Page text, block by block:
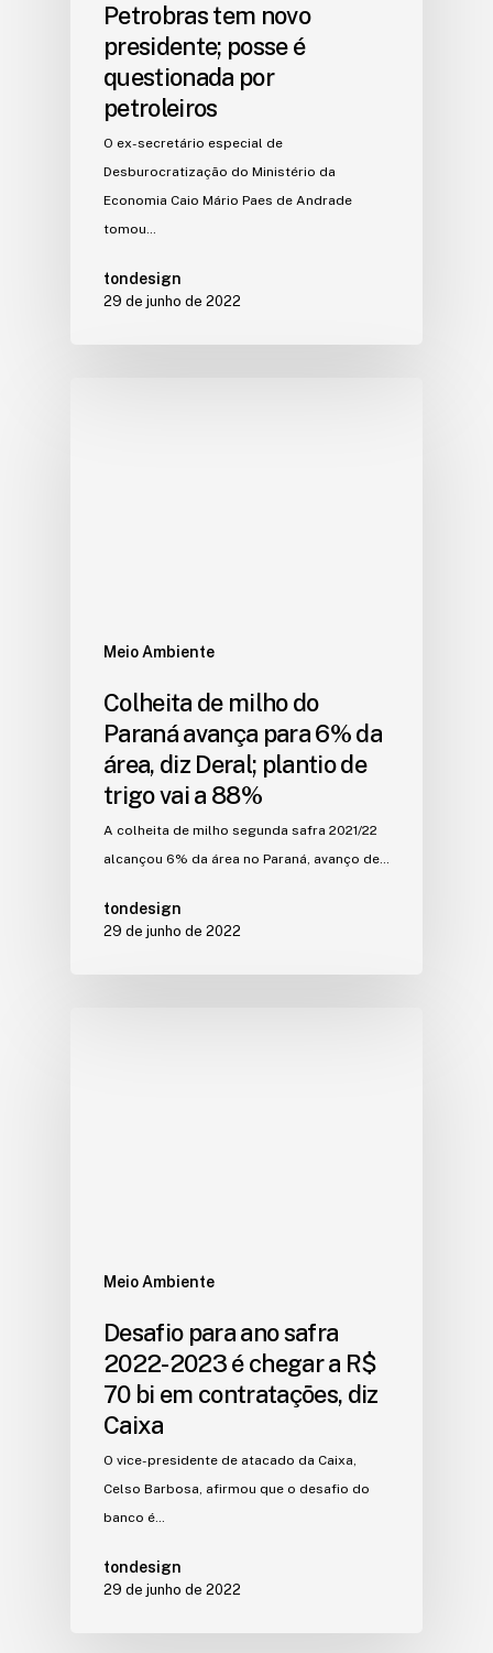
Petrobras tem novo
presidente; posse é
questionada por
petroleiros
O ex-secretário especial de
Desburocratização do Ministério da
Economia Caio Mário Paes de Andrade
tomou…
tondesign
29 de junho de 2022
Meio Ambiente
Colheita de milho do
Paraná avança para 6% da
área, diz Deral; plantio de
trigo vai a 88%
A colheita de milho segunda safra 2021/22
alcançou 6% da área no Paraná, avanço de…
tondesign
29 de junho de 2022
Meio Ambiente
Desafio para ano safra
2022-2023 é chegar a R$
70 bi em contratações, diz
Caixa
O vice-presidente de atacado da Caixa,
Celso Barbosa, afirmou que o desafio do
banco é…
tondesign
29 de junho de 2022